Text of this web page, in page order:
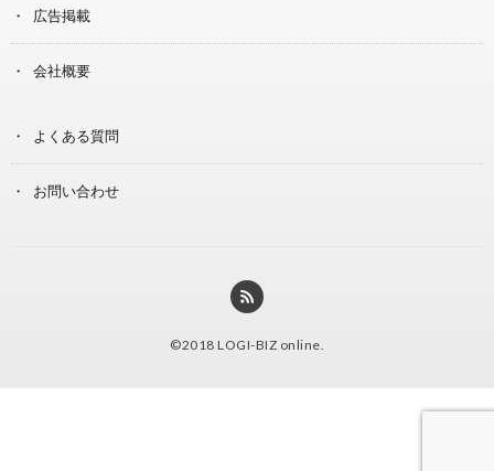
広告掲載
会社概要
よくある質問
お問い合わせ
©2018 LOGI-BIZ online